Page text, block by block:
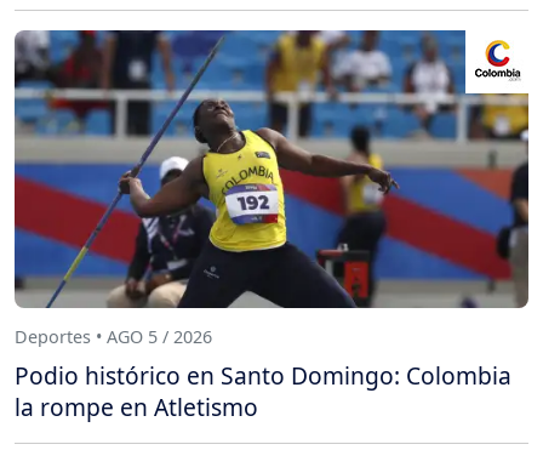
Deportes • AGO 5 / 2026
Podio histórico en Santo Domingo: Colombia
la rompe en Atletismo